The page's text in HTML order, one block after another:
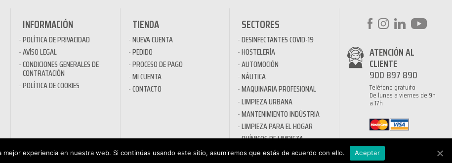
INFORMACIÓN
POLÍTICA DE PRIVACIDAD
AVÍSO LEGAL
CONDICIONES GENERALES DE
CONTRATACIÓN
POLÍTICA DE COOKIES
TIENDA
NUEVA CUENTA
PEDIDO
PROCESO DE PAGO
MI CUENTA
CONTACTO
SECTORES
DESINFECTANTES COVID-19
HOSTELERÍA
AUTOMOCIÓN
NÁUTICA
MAQUINARIA PROFESIONAL
LIMPIEZA URBANA
MANTENIMIENTO INDÚSTRIA
LIMPIEZA PARA EL HOGAR
QUÍMICOS DE LIMPIEZA
ECOLÓGICOS
ATENCIÓN AL
CLIENTE
900 897 890
Teléfono gratuito
De lunes a viernes de 9h
a 17h
mejor experiencia en nuestra web. Si continúas usando este sitio, asumiremos que estás de acuerdo con ello. Aceptar